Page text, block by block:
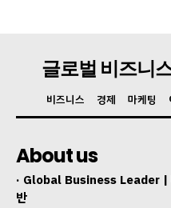
글로벌 비즈니
비즈니스 경제 마케팅
About us
· Global Business Leader |
반